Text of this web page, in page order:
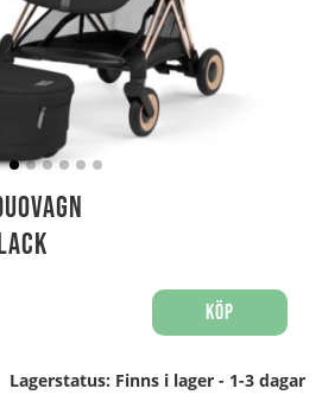
Köp
Lagerstatus: Finns i lager - 1-3 dagar